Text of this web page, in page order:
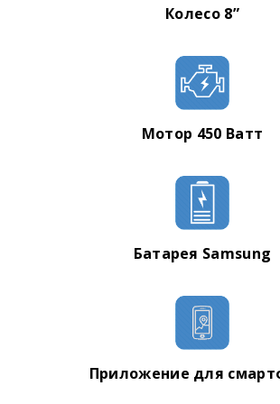
Колесо 8”
Мотор 450 Ватт
Батарея Samsung
Приложение для